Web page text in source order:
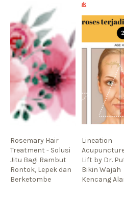
Rosemary Hair
Treatment - Solusi
Jitu Bagi Rambut
Rontok, Lepek dan
Berketombe
Lineation
Lift by Dr.
Bikin Wajah
Kencang